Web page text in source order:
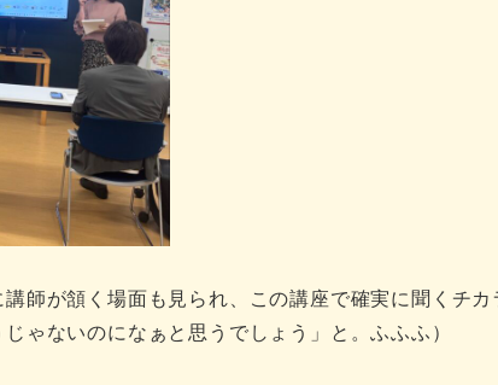
師が頷く場面も見られ、この講座で確実に聞くチ
ゃないのになぁと思うでしょう」と。ふふふ）